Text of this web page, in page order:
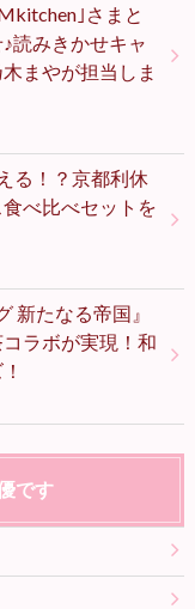
｣さまと
読みきかせキャ
まやが担当しま
る！？京都利休
べ比べセットを
新たなる帝国』
ラボが実現！和
です